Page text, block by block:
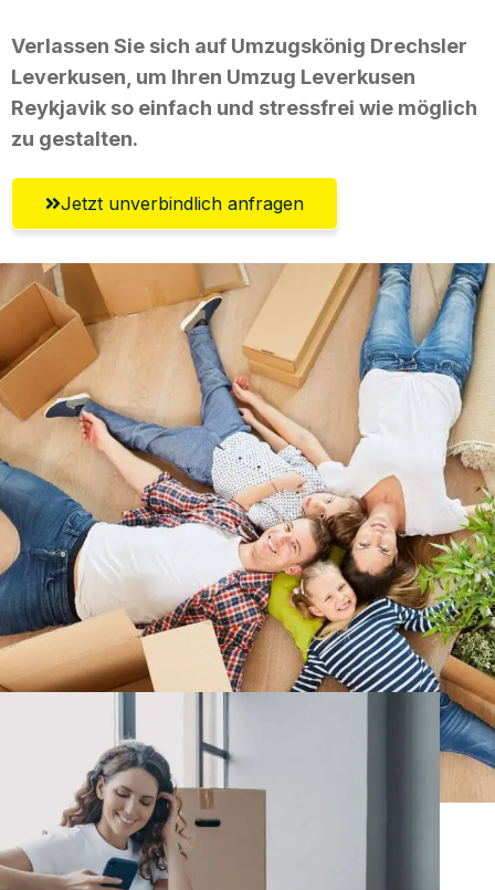
Verlassen Sie sich auf Umzugskönig Drechsler
Leverkusen, um Ihren Umzug Leverkusen
Reykjavik so einfach und stressfrei wie möglich
zu gestalten.
Jetzt unverbindlich anfragen